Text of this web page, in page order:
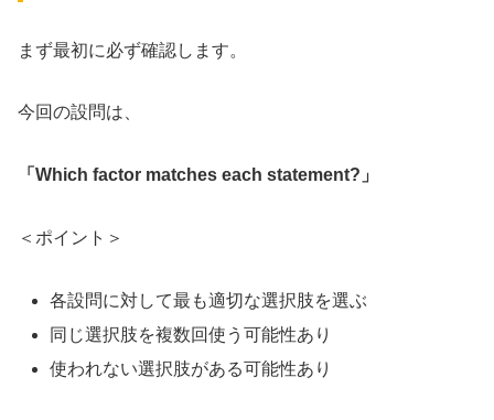
まず最初に必ず確認します。
今回の設問は、
「Which factor matches each statement?」
＜ポイント＞
各設問に対して最も適切な選択肢を選ぶ
同じ選択肢を複数回使う可能性あり
使われない選択肢がある可能性あり